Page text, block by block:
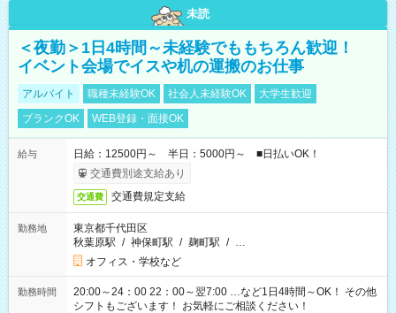
未読
＜夜勤＞1日4時間～未経験でももちろん歓迎！
イベント会場でイスや机の運搬のお仕事
アルバイト 職種未経験OK 社会人未経験OK
大学生歓迎
ブランクOK
WEB登録・面接OK
給与
日給：12500円～ 半日：5000円～ ■日払いOK！
交通費別途支給あり
交通費 交通費規定支給
勤務地
東京都千代田区
秋葉原駅 / 神保町駅 / 麹町駅 / …
オフィス・学校など
勤務時間
20:00～24：00 22：00～翌7:00 …など1日4時間～OK！ その他
シフトもございます！ お気軽にご相談ください！